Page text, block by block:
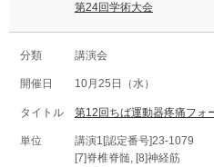
第24回学術大会
講演会
10月25日（水）
第12回ちば運動器疼痛フ
講演1[認定番号]23-1079
[7]脊椎脊髄, [8]神経筋